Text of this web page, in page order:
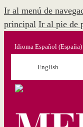
Ir al menú de
principal Ir al pie de
Idioma Español (España)
English